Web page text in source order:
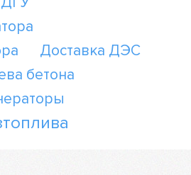
Доставка ДЭС
бетона